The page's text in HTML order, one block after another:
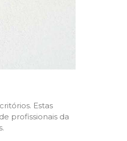
Estas
profissionais da